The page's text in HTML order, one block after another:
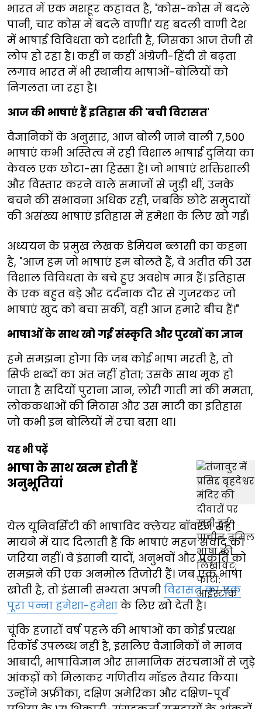
भारत में एक मशहूर कहावत है, 'कोस-कोस में बदले
पानी, चार कोस में बदले वाणी।' यह बदली वाणी देश
में भाषाई विविधता को दर्शाती है, जिसका आज तेजी से
लोप हो रहा है। कहीं न कहीं अंग्रेजी-हिंदी से बढ़ता
लगाव भारत में भी स्थानीय भाषाओं-बोलियों को
निगलता जा रहा है।
आज की भाषाएं हैं इतिहास की 'बची विरासत'
वैज्ञानिकों के अनुसार, आज बोली जाने वाली 7,500
भाषाएं कभी अस्तित्व में रही विशाल भाषाई दुनिया का
केवल एक छोटा-सा हिस्सा हैं। जो भाषाएं शक्तिशाली
और विस्तार करने वाले समाजों से जुड़ी थीं, उनके
बचने की संभावना अधिक रही, जबकि छोटे समुदायों
की असंख्य भाषाएं इतिहास में हमेशा के लिए खो गईं।
अध्ययन के प्रमुख लेखक डेमियन ब्लासी का कहना
है, "आज हम जो भाषाएं हम बोलते हैं, वे अतीत की उस
विशाल विविधता के बचे हुए अवशेष मात्र हैं। इतिहास
के एक बहुत बड़े और दर्दनाक दौर से गुजरकर जो
भाषाएं खुद को बचा सकीं, वही आज हमारे बीच हैं।"
भाषाओं के साथ खो गई संस्कृति और पुरखों का ज्ञान
हमे समझना होगा कि जब कोई भाषा मरती है, तो
सिर्फ शब्दों का अंत नहीं होता; उसके साथ मूक हो
जाता है सदियों पुराना ज्ञान, लोरी गाती मां की ममता,
लोककथाओं की मिठास और उस माटी का इतिहास
जो कभी इन बोलियों में रचा बसा था।
यह भी पढ़ें
भाषा के साथ खत्म होती हैं
अनुभूतियां
येल यूनिवर्सिटी की भाषाविद क्लेयर बॉवरन सही
मायने में याद दिलाती हैं कि भाषाएं महज संवाद का
जरिया नहीं। वे इंसानी यादों, अनुभवों और प्रकृति को
समझने की एक अनमोल तिजोरी हैं। जब एक भाषा
खोती है, तो इंसानी सभ्यता अपनी विरासत का एक
पूरा पन्ना हमेशा-हमेशा के लिए खो देती है।
चूंकि हजारों वर्ष पहले की भाषाओं का कोई प्रत्यक्ष
रिकॉर्ड उपलब्ध नहीं है, इसलिए वैज्ञानिकों ने मानव
आबादी, भाषाविज्ञान और सामाजिक संरचनाओं से जुड़े
आंकड़ों को मिलाकर गणितीय मॉडल तैयार किया।
उन्होंने अफ्रीका, दक्षिण अमेरिका और दक्षिण-पूर्व